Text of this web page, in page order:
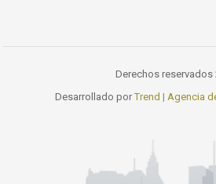
Derechos reservados
Desarrollado porTrend | Agencia